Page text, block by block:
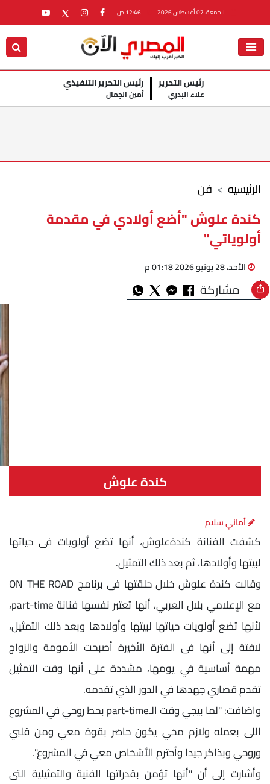
الجمعة، 07 أغسطس 2026
رئيس التحرير
علاء البدري
رئيس التحرير التنفيذي
أمين الجمال
فن الرئيسيه
كندة علوش "أضع أولادي في مقدمة
أولوياتي"
الأحد، 28 يونيو 2026 01:18 م
مشاركة
كندة علوش
أماني سلام
كشفت الفنانة كندةعلوش، أنها تضع أولويات فى حياتها
لبيتها وأولادها، ثم بعد ذلك التمثيل.
وقالت كندة علوش خلال حلقتها فى برنامج ON THE ROAD
مع الإعلامي بلال العربي، أنها تعتبر نفسها فنانة part-time،
لأنها تضع أولويات حياتها لبيتها وأولادها وبعد ذلك التمثيل،
لافتة إلى أنها فى الفترة الأخيرة أصبحت الأمومة والزواج
مهمة أساسية في يومها، مشددة على أنها وقت التمثيل
تقدم قصاري جهدها في الدور الذي تقدمه.
واضافت: "لما بيجي وقت الـpart-time بحط روحي في المشروع
اللى بعمله ولازم مخي يكون حاضر بقوة معي ومن قلبي
وروحي وبذاكر جيدا وأحترم الأشخاص معي في المشروع".
وأشارت إلى أن "أنها تؤمن بقدراتها الفنية والتمثيلية التى